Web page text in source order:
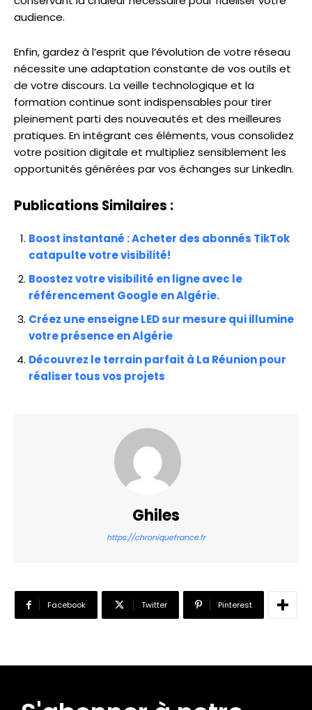
audience.
Enfin, gardez à l’esprit que l’évolution de votre réseau
nécessite une adaptation constante de vos outils et
de votre discours. La veille technologique et la
formation continue sont indispensables pour tirer
pleinement parti des nouveautés et des meilleures
pratiques. En intégrant ces éléments, vous consolidez
votre position digitale et multipliez sensiblement les
opportunités générées par vos échanges sur LinkedIn.
Publications Similaires :
Boost instantané : Acheter des abonnés TikTok
catapulte votre visibilité!
Boostez votre visibilité en ligne avec le
référencement Google en Algérie.
Créez une enseigne LED sur mesure qui illumine
votre présence en Algérie
Découvrez le terrain parfait à La Réunion pour
réaliser tous vos projets
Ghiles
https://chroniquefrance.fr
Facebook Twitter Pinterest